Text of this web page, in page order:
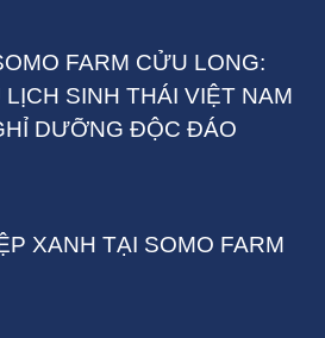
FARM CỬU LONG:
LỊCH SINH THÁI VIỆT NAM
DƯỠNG ĐỘC ĐÁO
XANH TẠI SOMO FARM